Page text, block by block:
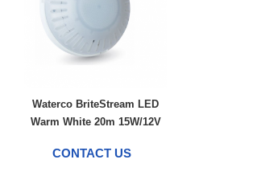
Waterco BriteStream LED
Warm White 20m 15W/12V
CONTACT US